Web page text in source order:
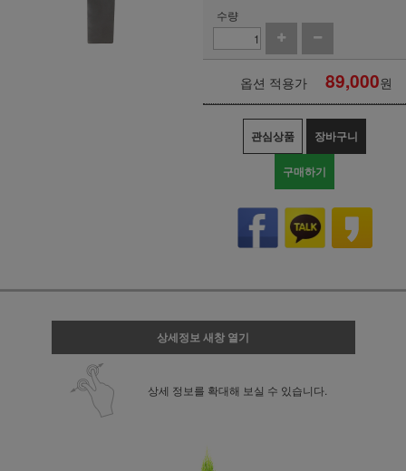
수량
옵션 적용가 89,000원
관심상품 장바구니
구매하기
상세정보 새창 열기
상세 정보를 확대해 보실 수 있습니다.